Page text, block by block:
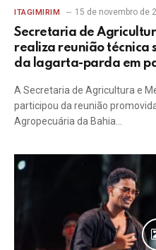
ITAGIMIRIM 15 de novembro de
Secretaria de
realiza reunião técnica
da lagarta-parda em
A Secretaria de Agricultura e
participou da reunião
Agropecuária da Bahia…